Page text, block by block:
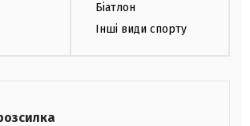
Біатлон
Інші види спорту